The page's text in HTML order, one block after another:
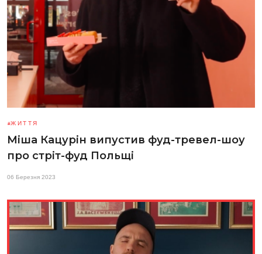
ЖИТТЯ
Міша Кацурін випустив фуд-тревел-шоу
про стріт-фуд Польщі
06 Березня 2023